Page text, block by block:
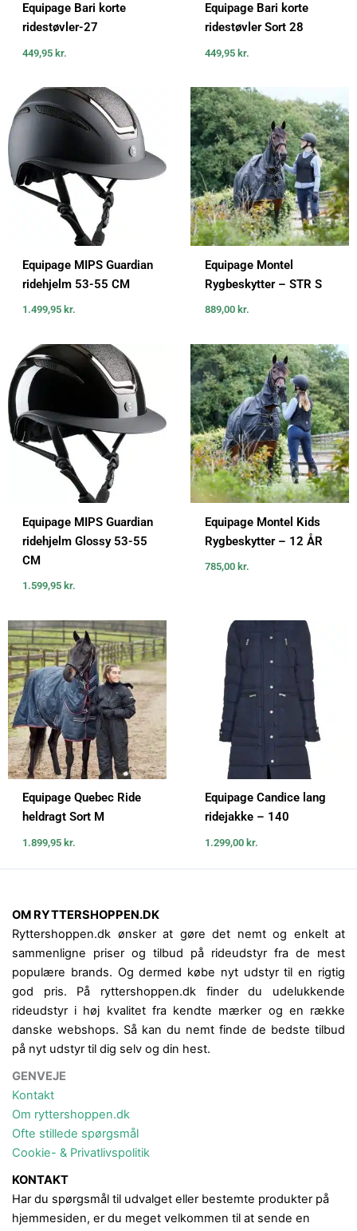
Equipage Bari korte
ridestøvler-27
449,95 kr.
Equipage Bari korte
ridestøvler Sort 28
449,95 kr.
Equipage MIPS Guardian
ridehjelm 53-55 CM
1.499,95 kr.
Equipage Montel
Rygbeskytter – STR S
889,00 kr.
Equipage MIPS Guardian
ridehjelm Glossy 53-55
CM
1.599,95 kr.
Equipage Montel Kids
Rygbeskytter – 12 ÅR
785,00 kr.
Equipage Quebec Ride
heldragt Sort M
1.899,95 kr.
Equipage Candice lang
ridejakke – 140
1.299,00 kr.
OM RYTTERSHOPPEN.DK
Ryttershoppen.dk ønsker at gøre det nemt og enkelt at
sammenligne priser og tilbud på rideudstyr fra de mest
populære brands. Og dermed købe nyt udstyr til en rigtig
god pris. På ryttershoppen.dk finder du udelukkende
rideudstyr i høj kvalitet fra kendte mærker og en række
danske webshops. Så kan du nemt finde de bedste tilbud
på nyt udstyr til dig selv og din hest.
GENVEJE
Kontakt
Om ryttershoppen.dk
Ofte stillede spørgsmål
Cookie- & Privatlivspolitik
KONTAKT
Har du spørgsmål til udvalget eller bestemte produkter på
hjemmesiden, er du meget velkommen til at sende en